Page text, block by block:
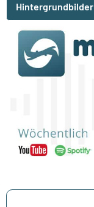
Hintergrundbilder